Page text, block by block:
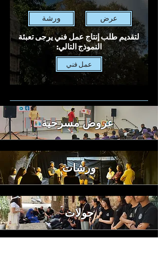
عرض
ورشة
لتقديم طلب إنتاج عمل فني يرجى تعبئة
النموذج التالي:
عمل فني
عروض مسرحية
ورشات
جولات